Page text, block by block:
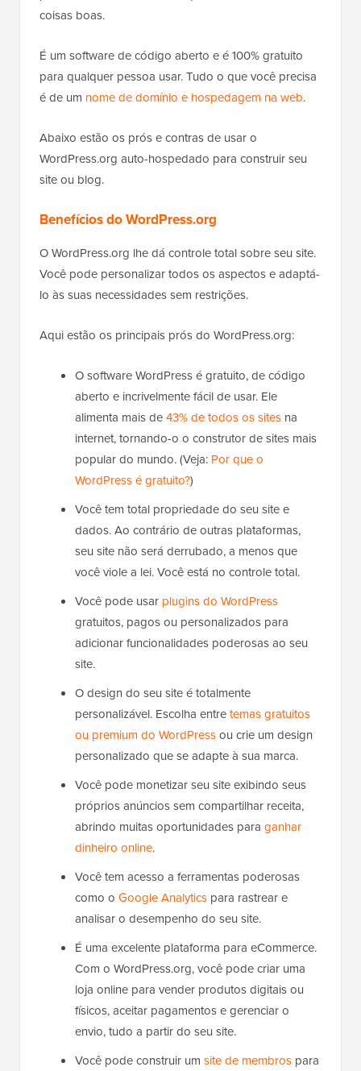
coisas boas.
É um software de código aberto e é 100% gratuito
para qualquer pessoa usar. Tudo o que você precisa
é de um nome de domínio e hospedagem na web.
Abaixo estão os prós e contras de usar o
WordPress.org auto-hospedado para construir seu
site ou blog.
Benefícios do WordPress.org
O WordPress.org lhe dá controle total sobre seu site.
Você pode personalizar todos os aspectos e adaptá-
lo às suas necessidades sem restrições.
Aqui estão os principais prós do WordPress.org:
O software WordPress é gratuito, de código
aberto e incrivelmente fácil de usar. Ele
alimenta mais de43% de todos os sites na
internet, tornando-o o construtor de sites mais
popular do mundo. (Veja: Por que o
WordPress é gratuito?)
Você tem total propriedade do seu site e
dados. Ao contrário de outras plataformas,
seu site não será derrubado, a menos que
você viole a lei. Você está no controle total.
Você pode usar plugins do WordPress
gratuitos, pagos ou personalizados para
adicionar funcionalidades poderosas ao seu
site.
O design do seu site é totalmente
personalizável. Escolha entretemas gratuitos
ou premium do WordPressou crie um design
personalizado que se adapte à sua marca.
Você pode monetizar seu site exibindo seus
próprios anúncios sem compartilhar receita,
abrindo muitas oportunidades para ganhar
dinheiro online.
Você tem acesso a ferramentas poderosas
como o Google Analytics para rastrear e
analisar o desempenho do seu site.
É uma excelente plataforma para eCommerce.
Com o WordPress.org, você pode criar uma
loja online para vender produtos digitais ou
físicos, aceitar pagamentos e gerenciar o
envio, tudo a partir do seu site.
Você pode construir um site de membros para